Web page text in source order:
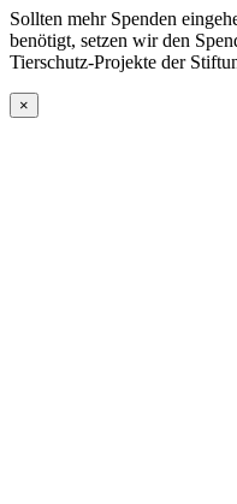
Sollten mehr Spenden
benötigt, setzen wir den
Tierschutz-Projekte der
×